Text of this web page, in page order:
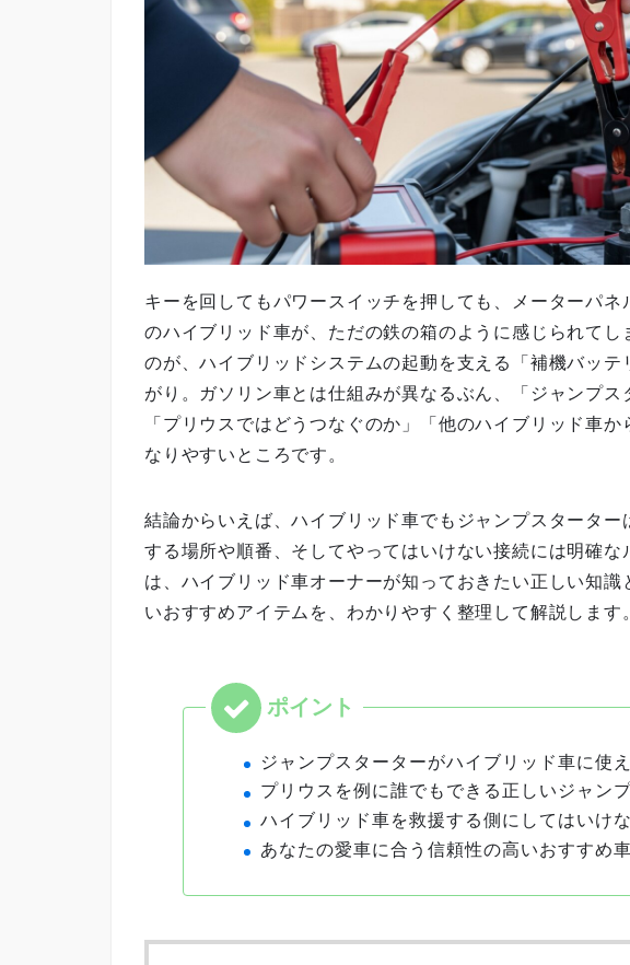
キーを回してもパワースイッチを押しても、メーターパ
のハイブリッド車が、ただの鉄の箱のように感じられて
のが、ハイブリッドシステムの起動を支える「補機バッテ
がり。ガソリン車とは仕組みが異なるぶん、「ジャンプス
「プリウスではどうつなぐのか」「他のハイブリッド車
なりやすいところです。
結論からいえば、ハイブリッド車でもジャンプスタータ
する場所や順番、そしてやってはいけない接続には明確
は、ハイブリッド車オーナーが知っておきたい正しい知
いおすすめアイテムを、わかりやすく整理して解説します
ジャンプスターターがハイブリッド車に使
プリウスを例に誰でもできる正しいジャン
ハイブリッド車を救援する側にしてはいけ
あなたの愛車に合う信頼性の高いおすすめ